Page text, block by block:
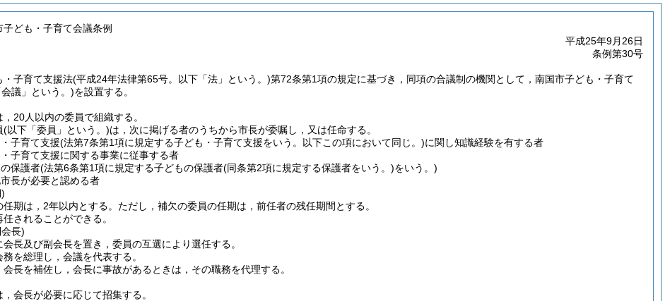
子ども・子育て会議条例
平成25年9月26日
条例第30号
・子育て支援法(平成24年法律第65号。以下「法」という。)第72条第1項の規定に基づき，同項の合議制の機関として，南国市子ども・子育て
議」という。)を設置する。
，20人以内の委員で組織する。
(以下「委員」という。)は，次に掲げる者のうちから市長が委嘱し，又は任命する。
子育て支援(法第7条第1項に規定する子ども・子育て支援をいう。以下この項において同じ。)に関し知識経験を有する者
子育て支援に関する事業に従事する者
保護者(法第6条第1項に規定する子どもの保護者(同条第2項に規定する保護者をいう。)をいう。)
長が必要と認める者
任期は，2年以内とする。 ただし，補欠の委員の任期は，前任者の残任期間とする。
されることができる。
長)
会長及び副会長を置き，委員の互選により選任する。
を総理し，会議を代表する。
長を補佐し，会長に事故があるときは，その職務を代理する。
，会長が必要に応じて招集する。